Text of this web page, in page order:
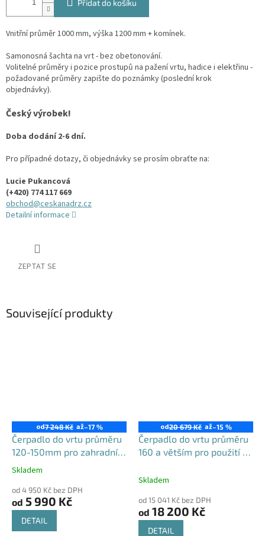
Přidat do košíku
Vnitřní průměr 1000 mm, výška 1200 mm + komínek.
Samonosná šachta na vrt - bez obetonování.
Volitelné průměry i pozice prostupů na pažení vrtu, hadice i elektřinu -
požadované průměry zapište do poznámky (poslední krok
objednávky).
Český výrobek!
Doba dodání 2-6 dní.
Pro případné dotazy, či objednávky se prosím obraťte na:
Lucie Pukancová
(+420) 774 117 669
obchod@ceskanadrz.cz
Detailní informace
ZEPTAT SE
Související produkty
od7 248 Kč až–17 %
Čerpadlo do vrtu průměru
120-150mm pro zahradní
použití, 4STM
Průměrné
produktu
je
Skladem
od 4 950 Kč bez DPH
od 5 990 Kč
DETAIL
od20 679 Kč až–15 %
Čerpadlo do vrtu průměru
160 a větším pro použití v
set 4STE s FREKVENČNÍM
plášťěm
Skladem
od 15 041 Kč bez DPH
od 18 200 Kč
DETAIL